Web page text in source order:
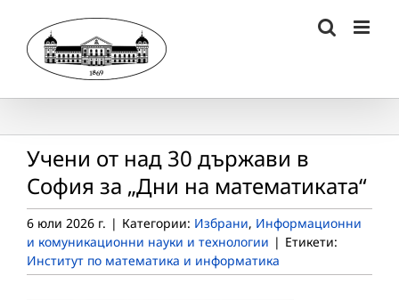
content
Учени от над 30 държави в
София за „Дни на математиката“
6 юли 2026 г. | Категории: Избрани, Информационни
и комуникационни науки и технологии | Етикети:
Институт по математика и информатика